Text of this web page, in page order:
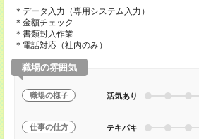
＊データ入力（専用システム入力）
＊金額チェック
＊書類封入作業
＊電話対応（社内のみ）
職場の雰囲気
職場の様子 活気あり
仕事の仕方 テキパキ